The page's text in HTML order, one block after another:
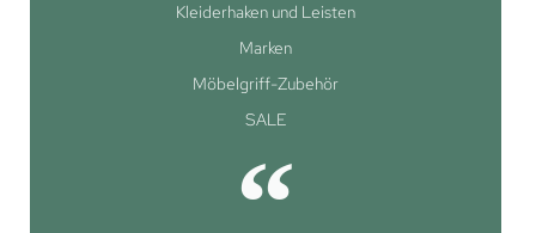
Kleiderhaken und Leisten
Marken
Möbelgriff-Zubehör
SALE